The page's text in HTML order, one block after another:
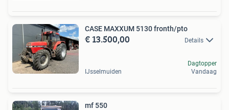
CASE MAXXUM 5130 fronth/pto
€ 13.500,00 Details
IJsselmuiden
Dagtopper
Vandaag
mf 550